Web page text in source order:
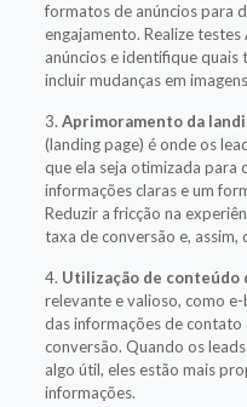
formatos de anúncios para
engajamento. Realize
anúncios e identifique
incluir mudanças em
3. Aprimoramento da
(landing page) é onde os
que ela seja otimizada para
informações claras e um
Reduzir a fricção na
taxa de conversão e, assim,
4. Utilização de conteúdo
relevante e valioso, como
das informações de
conversão. Quando os
algo útil, eles estão mais
informações.